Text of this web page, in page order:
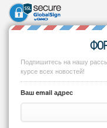
Подпишитесь на нашу
курсе всех новостей!
Ваш email адрес